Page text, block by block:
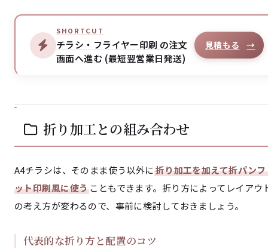
SHORTCUT
チラシ・フライヤー印刷 の注文
画面へ進む (最短翌営業日発送)
見積もる →
折り加工との組み合わせ
A4チラシは、そのまま使う以外に折り加工を加えて折パン
ット印刷風に使うこともできます。折り方によってレイアウ
の考え方が変わるので、事前に検討しておきましょう。
代表的な折り方と配置のコツ